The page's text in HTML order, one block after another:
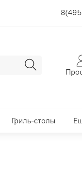
Гриль-столы